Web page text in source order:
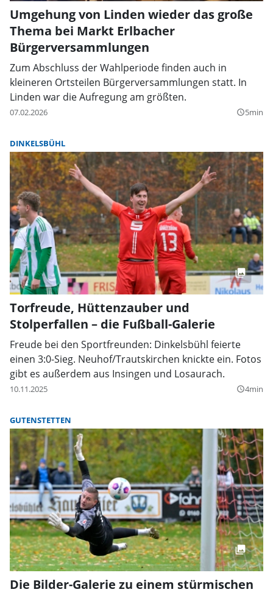
Umgehung von Linden wieder das große
Thema bei Markt Erlbacher
Bürgerversammlungen
Zum Abschluss der Wahlperiode finden auch in
kleineren Ortsteilen Bürgerversammlungen statt. In
Linden war die Aufregung am größten.
07.02.2026 query_builder5min
DINKELSBÜHL
Torfreude, Hüttenzauber und
Stolperfallen – die Fußball-Galerie
Freude bei den Sportfreunden: Dinkelsbühl feierte
einen 3:0-Sieg. Neuhof/Trautskirchen knickte ein. Fotos
gibt es außerdem aus Insingen und Losaurach.
10.11.2025 query_builder4min
GUTENSTETTEN
Die Bilder-Galerie zu einem stürmischen